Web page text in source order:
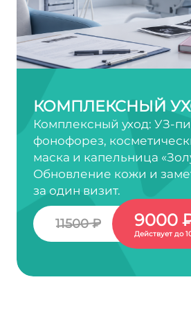
КОМПЛЕКСНЫЙ
Комплексный уход: УЗ-
фонофорез,
маска и капельница
Обновление кожи и
за один визит.
11500 ₽ 9000
Действует до